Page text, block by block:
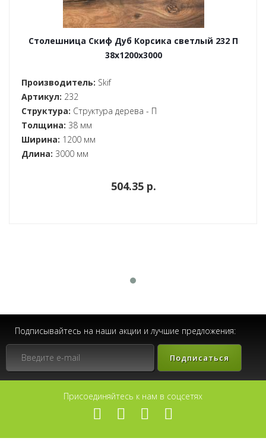
Столешница Скиф Дуб Корсика светлый 232 П
38x1200x3000
Производитель: Skif
Артикул: 232
Структура: Структура дерева - П
Толщина: 38 мм
Ширина: 1200 мм
Длина: 3000 мм
504.35 p.
Подписывайтесь на наши акции и лучшие предложения:
Подписаться
Присоединяйтесь к нам в соцсетях